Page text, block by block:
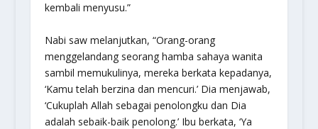
kembali menyusu.”
Nabi saw melanjutkan, “Orang-orang
menggelandang seorang hamba sahaya wanita
sambil memukulinya, mereka berkata kepadanya,
‘Kamu telah berzina dan mencuri.’ Dia menjawab,
‘Cukuplah Allah sebagai penolongku dan Dia
adalah sebaik-baik penolong.’ Ibu berkata, ‘Ya